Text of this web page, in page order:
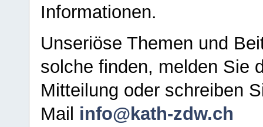
Informationen.
Unseriöse Themen und
solche finden, melden Sie
Mitteilung oder schreiben
Mail info@kath-zdw.ch